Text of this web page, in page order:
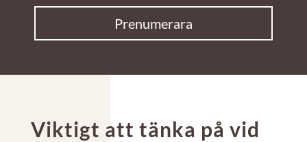
Prenumerara
Viktigt att tänka på vid